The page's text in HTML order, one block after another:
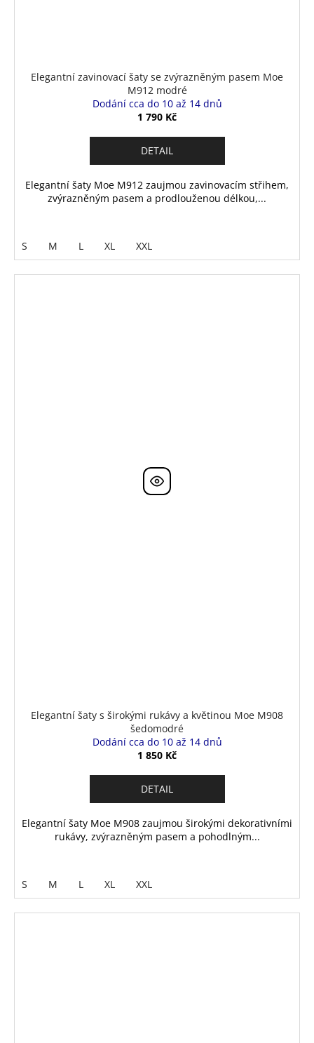
Elegantní zavinovací šaty se zvýrazněným pasem Moe
M912 modré
Dodání cca do 10 až 14 dnů
1 790 Kč
DETAIL
Elegantní šaty Moe M912 zaujmou zavinovacím střihem,
zvýrazněným pasem a prodlouženou délkou,...
S M L XL XXL
Elegantní šaty s širokými rukávy a květinou Moe M908
šedomodré
Dodání cca do 10 až 14 dnů
1 850 Kč
DETAIL
Elegantní šaty Moe M908 zaujmou širokými dekorativními
rukávy, zvýrazněným pasem a pohodlným...
S M L XL XXL